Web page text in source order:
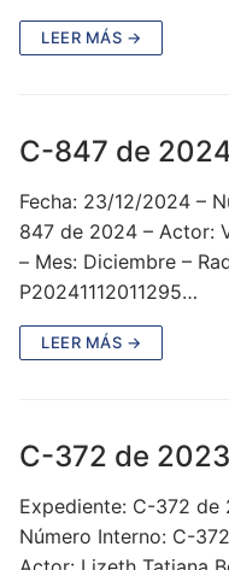
LEER MÁS →
C-847 de
Fecha: 23/12/2024 –
847 de 2024 – Actor:
– Mes: Diciembre –
P20241112011295…
LEER MÁS →
C-372 de 2023
Expediente: C-372 de
Número Interno: C-